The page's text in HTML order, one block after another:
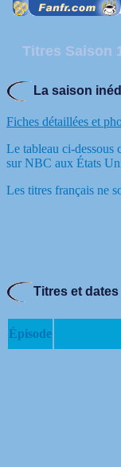
Titres Saison
La saison
Fiches détaillées et
Le tableau ci-dessous
sur NBC aux États
Les titres français ne
Titres et
Épisode